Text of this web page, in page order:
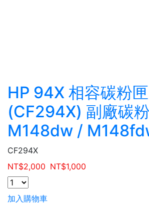
HP 94X 相容碳粉匣
(CF294X) 副廠碳
M148dw /
CF294X
NT$2,000 NT$1,000
加入購物車